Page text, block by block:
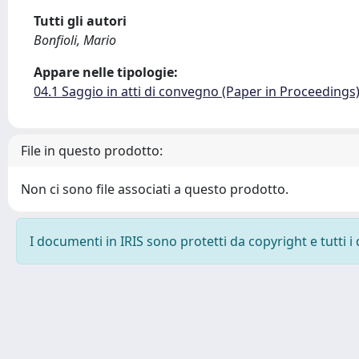
Tutti gli autori
Bonfioli, Mario
Appare nelle tipologie:
04.1 Saggio in atti di convegno (Paper in Proceedings)
File in questo prodotto:
Non ci sono file associati a questo prodotto.
I documenti in IRIS sono protetti da copyright e tutti